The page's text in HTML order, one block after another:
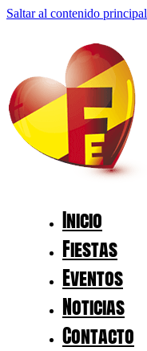
Saltar al contenido principal
Inicio
Fiestas
Eventos
Noticias
Contacto